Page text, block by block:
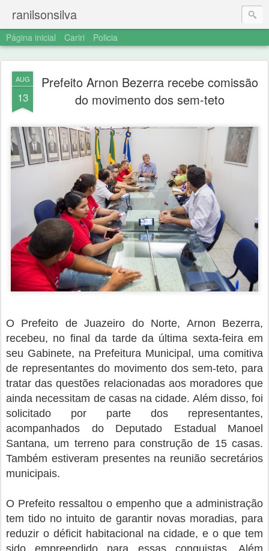
ranilsonsilva
Página inicial Cariri Policia
AUG
13
Prefeito Arnon Bezerra recebe comissão
do movimento dos sem-teto
O Prefeito de Juazeiro do Norte, Arnon Bezerra,
recebeu, no final da tarde da última sexta-feira em
seu Gabinete, na Prefeitura Municipal, uma comitiva
de representantes do movimento dos sem-teto, para
tratar das questões relacionadas aos moradores que
ainda necessitam de casas na cidade. Além disso, foi
solicitado por parte dos representantes,
acompanhados do Deputado Estadual Manoel
Santana, um terreno para construção de 15 casas.
Também estiveram presentes na reunião secretários
municipais.
O Prefeito ressaltou o empenho que a administração
tem tido no intuito de garantir novas moradias, para
reduzir o déficit habitacional na cidade, e o que tem